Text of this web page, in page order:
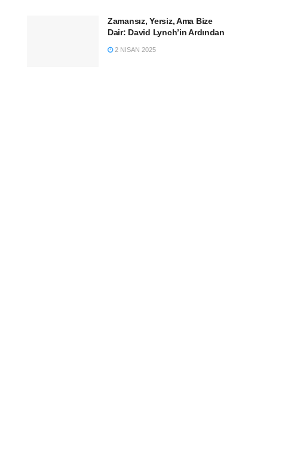
Zamansız, Yersiz, Ama Bize
Dair: David Lynch’in Ardından
2 NISAN 2025